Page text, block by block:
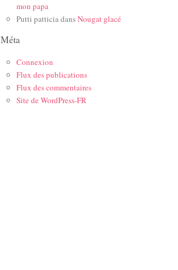
mon papa
Putti patticiadansNougat glacé
Méta
Connexion
Flux des publications
Flux des commentaires
Site de WordPress-FR